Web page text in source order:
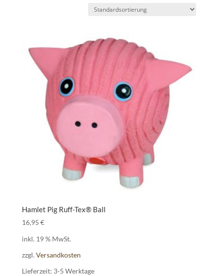
Hamlet Pig Ruff-Tex® Ball
16,95 €
inkl. 19 % MwSt.
zzgl. Versandkosten
Lieferzeit: 3-5 Werktage